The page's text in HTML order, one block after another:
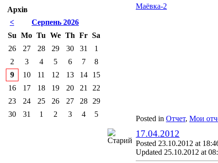
Маёвка-2
Posted in Отчет, Мои
17.04.2012
Posted 23.10.2012 at
Updated 25.10.2012 at
Архів
<
Серпень 2026
Su Mo Tu We Th Fr Sa
26
27 28 29 30 31
1
2
3 4 5 6 7
8
9
10 11 12 13 14
15
16
17 18 19 20 21
22
23
24 25 26 27 28
29
30
31 1 2 3 4 5